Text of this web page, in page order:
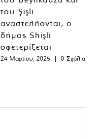
του Şişli
αναστέλλονται, ο
δήμος Shişli
σφετερίζεται
24 Μαρτίου, 2025 | 0 Σχόλια